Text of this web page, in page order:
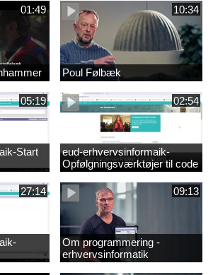
01:49 10:34
Poul Følbæk
05:19
Start
02:54
eud-erhvervsinformaik-
Opfølgningsværktøjer til code
27:14 09:13
Om programmering -
erhvervsinformatik